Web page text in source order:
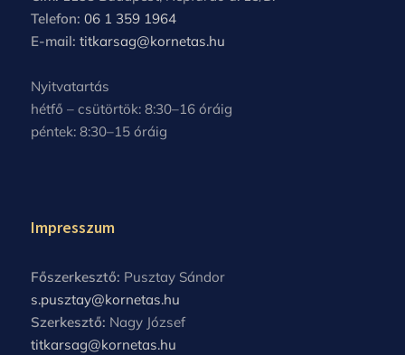
Telefon: 06 1 359 1964
E-mail: titkarsag@kornetas.hu
Nyitvatartás
hétfő – csütörtök: 8:30–16 óráig
péntek: 8:30–15 óráig
Impresszum
Főszerkesztő: Pusztay Sándor
s.pusztay@kornetas.hu
Szerkesztő: Nagy József
titkarsag@kornetas.hu